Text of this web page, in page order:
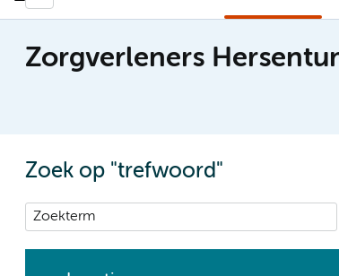
Zorgverleners
Zoek op "trefwoord"